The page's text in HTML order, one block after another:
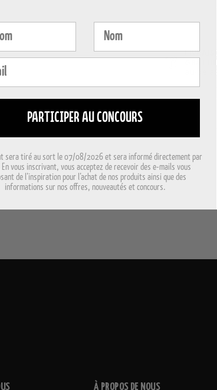
au-
À PROPOS DE NOUS
Efternavn
PARTICIPER AU CONCOURS
sera tiré au sort le 07/08/2026 et sera informé directement par
vous inscrivant, vous acceptez de recevoir des e-mails vous
de l’inspiration pour l’achat de nos produits ainsi que des
informations sur nos offres, nouveautés et concours.